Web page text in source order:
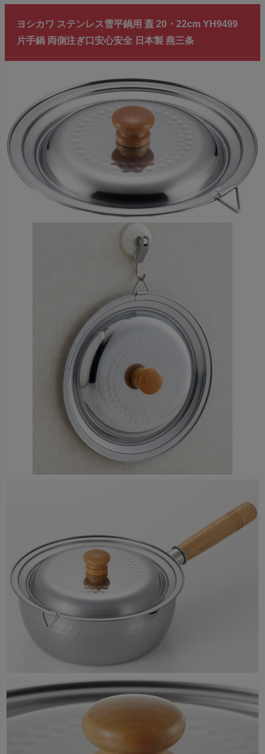
ヨシカワ ステンレス雪平鍋用 蓋 20・22cm YH9499
片手鍋 両側注ぎ口安心安全 日本製 燕三条